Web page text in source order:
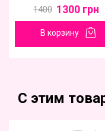
1400 1300 грн
В корзину
С этим